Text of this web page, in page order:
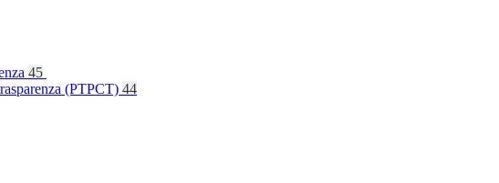
45
(PTPCT) 44